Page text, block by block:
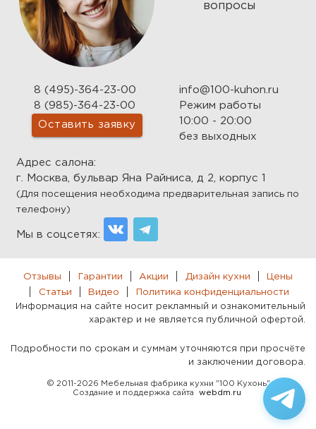
вопросы
8 (495)-364-23-00
8 (985)-364-23-00
Оставить заявку
info@100-kuhon.ru
Режим работы
10:00 - 20:00
без выходных
Адрес салона:
г. Москва, бульвар Яна Райниса, д 2, корпус 1
(Для посещения необходима предварительная запись по
телефону)
Мы в соцсетях:
Отзывы Гарантии Акции Дизайн кухни
Цены
Статьи
Видео Политика конфиденциальности
Информация на сайте носит рекламный и ознакомительный
характер и не является публичной офертой.
Подробности по срокам и суммам уточняются при просчёте
и заключении договора.
© 2011-2026 Мебельная фабрика кухни "100 Кухонь"
Создание и поддержка сайта
webdm.ru